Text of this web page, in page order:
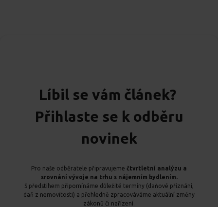
Líbil se vám článek?
Přihlaste se k odběru
novinek
Pro naše odběratele připravujeme čtvrtletní analýzu a
srovnání vývoje na trhu s nájemním bydlením.
S předstihem připomínáme důležité termíny (daňové přiznání,
daň z nemovitosti) a přehledně zpracováváme aktuální změny
zákonů či nařízení.